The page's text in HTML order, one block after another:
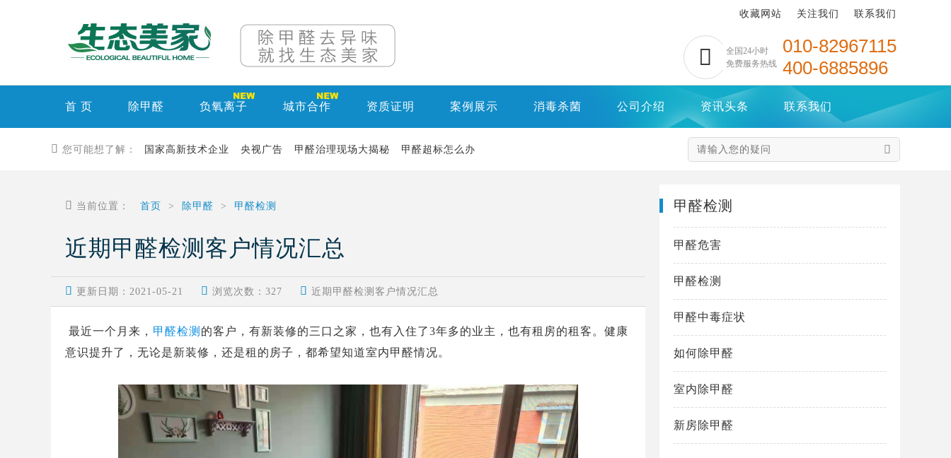

全国24小时
免费服务热线
010-82967115
400-6885896
收藏网站 关注我们 联系我们
首 页 除甲醛 负氧离子 城市合作 资质证明 案例展示 消毒杀菌 公司介绍 资讯头条 联系我们
 您可能想了解： 国家高新技术企业 央视广告 甲醛治理现场大揭秘 甲醛超标怎么办 
 当前位置： 首页 > 除甲醛 > 甲醛检测
近期甲醛检测客户情况汇总
 更新日期：2021-05-21  浏览次数： 327  近期甲醛检测客户情况汇总
最近一个月来， 甲醛检测 的客户，有新装修的三口之家，也有入住了3年多的业主，也有租房的租客。健康
意识提升了，无论是新装修，还是租的房子，都希望知道室内甲醛情况。
甲醛检测
甲醛危害
甲醛检测
甲醛中毒症状
如何除甲醛
室内除甲醛
新房除甲醛